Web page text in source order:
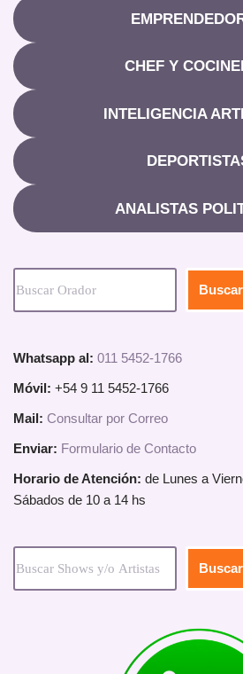
CHEF Y
INTELIGENCIA
ANALISTAS
Buscar
Whatsapp al: 011 5452-1766
Móvil: +54 9 11 5452-1766
Mail: Consultar por Correo
Enviar: Formulario de Contacto
Horario de Atención: de Lunes a
Sábados de 10 a 14 hs
Buscar